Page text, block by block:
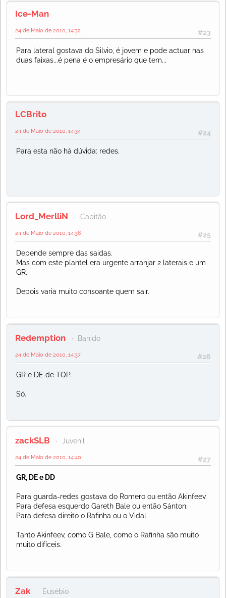
Ice-Man
#23
24 de Maio de 2010, 14:32
Para lateral gostava do Silvio, é jovem e pode actuar nas
duas faixas...é pena é o empresário que tem...
LCBrito
#24
24 de Maio de 2010, 14:34
Para esta não há dúvida: redes.
Lord_MerlliN Capitão
#25
24 de Maio de 2010, 14:36
Depende sempre das saidas.
Mas com este plantel era urgente arranjar 2 laterais e um
GR.
Depois varia muito consoante quem sair.
Redemption Banido
#26
24 de Maio de 2010, 14:37
GR e DE de TOP.
Só.
zackSLB Juvenil
#27
24 de Maio de 2010, 14:40
GR, DE e DD
Para guarda-redes gostava do Romero ou então Akinfeev.
Para defesa esquerdo Gareth Bale ou então Sánton.
Para defesa direito o Rafinha ou o Vidal.
Tanto Akinfeev, como G Bale, como o Rafinha são muito
muito difíceis.
Zak Eusébio